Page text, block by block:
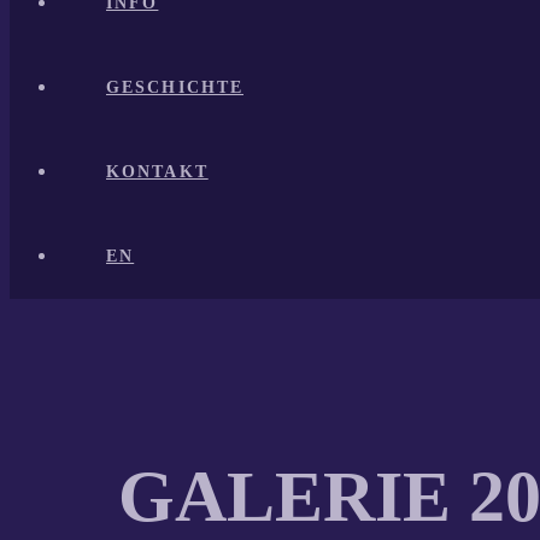
GESCHICHTE
KONTAKT
EN
GALERIE